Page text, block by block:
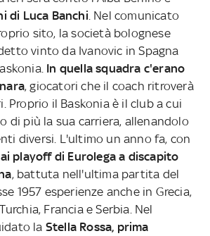
di Luca Banchi . Nel comunicato
sito, la società bolognese
vinto da Ivanovic in Spagna
In quella squadra c'erano
, giocatori che il coach ritroverà
Proprio il Baskonia è il club a cui
di più la sua carriera, allenandolo
diversi. L'ultimo un anno fa, con
playoff di Eurolega a discapito
, battuta nell'ultima partita del
1957 esperienze anche in Grecia,
Francia e Serbia. Nel
la Stella Rossa, prima